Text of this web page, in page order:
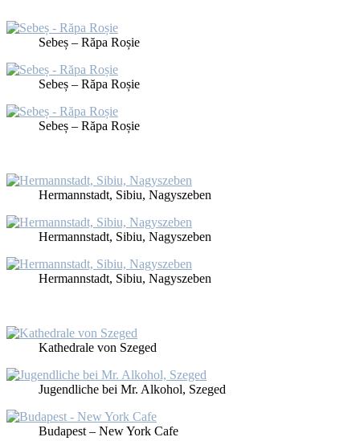
Se­beș – Ră­pa Roșie
Se­beș – Ră­pa Roșie
Se­beș – Ră­pa Roșie
Her­mann­stadt, Si­biu, Na­gy­sz­eben
Her­mann­stadt, Si­biu, Na­gy­sz­eben
Her­mann­stadt, Si­biu, Na­gy­sz­eben
Ka­the­dra­le von Sze­ged
Ju­gend­li­che bei Mr. Al­ko­hol, Sze­ged
Bu­da­pest – New York Ca­fe